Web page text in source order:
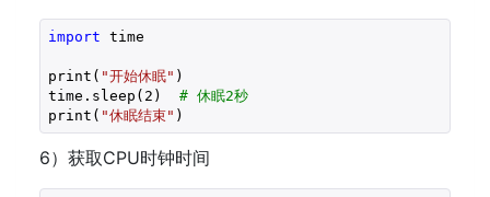
import time
print( "开始休眠" )
time.sleep( 2 ) # 休眠2秒
print( "休眠结束" )
6）获取CPU时钟时间